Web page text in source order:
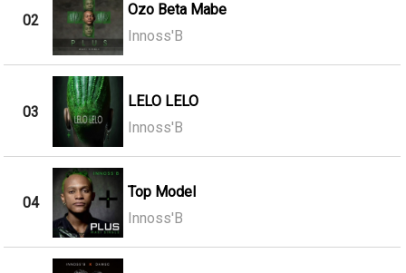
02
Ozo Beta Mabe
Innoss'B
03
LELO LELO
Innoss'B
04
Top Model
Innoss'B